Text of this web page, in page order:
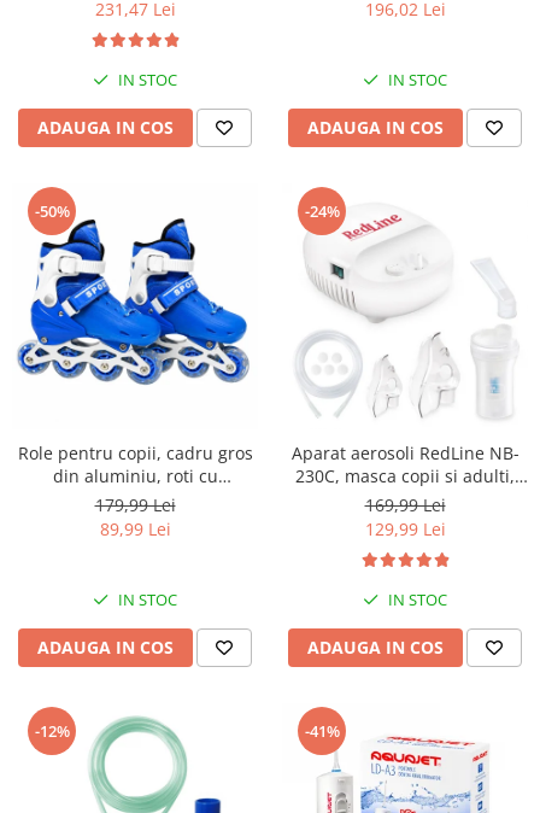
invelis ceramic cu turmalina
231,47 Lei
IN STOC
ADAUGA IN COS
Case One
196,02 Lei
IN STOC
ADAUGA IN COS
-50%
Role pentru copii, cadru gros
din aluminiu, roti cu
elasticitate ridicata si
rezistenta la uzura, marime
reglabila 30-34, sisteme
Albastru
179,99 Lei
89,99 Lei
IN STOC
ADAUGA IN COS
-24%
Aparat aerosoli RedLine NB-
230C, masca copii si adulti,
particule 3 microni,
nebulizator inhalator cu
compresor
169,99 Lei
129,99 Lei
IN STOC
ADAUGA IN COS
-12% -41%